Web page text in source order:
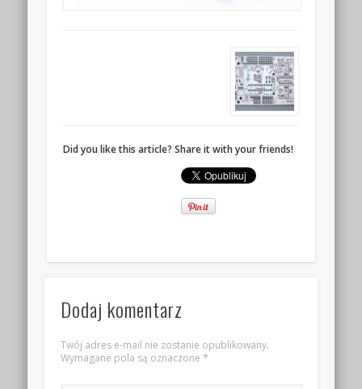
Did you like this article? Share it with your friends!
Dodaj komentarz
Twój adres e-mail nie zostanie opublikowany.
Wymagane pola są oznaczone *